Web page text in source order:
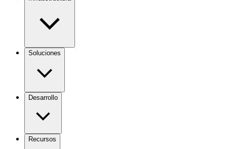
Soluciones
Desarrollo
Recursos